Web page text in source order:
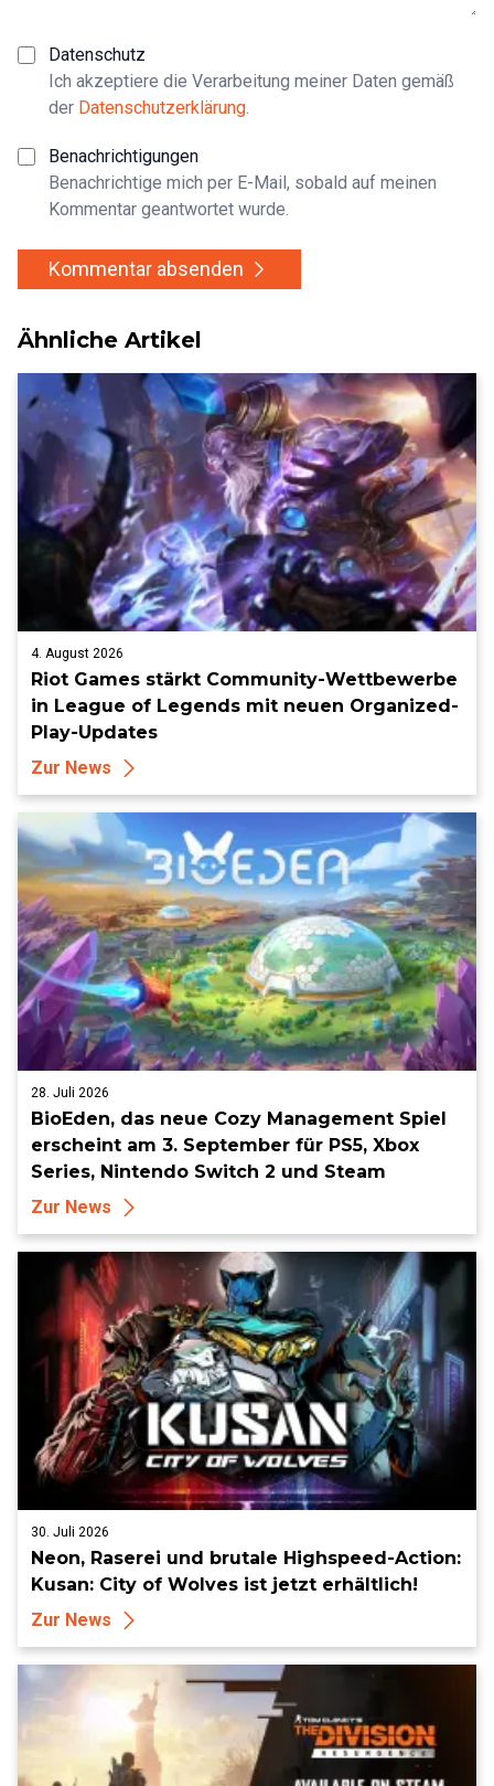
Datenschutz
Ich akzeptiere die Verarbeitung meiner Daten gemäß
der Datenschutzerklärung.
Benachrichtigungen
Benachrichtige mich per E-Mail, sobald auf meinen
Kommentar geantwortet wurde.
Kommentar absenden
Ähnliche Artikel
4. August 2026
Riot Games stärkt Community-Wettbewerbe
in League of Legends mit neuen Organized-
Play-Updates
Zur News
28. Juli 2026
BioEden, das neue Cozy Management Spiel
erscheint am 3. September für PS5, Xbox
Series, Nintendo Switch 2 und Steam
Zur News
30. Juli 2026
Neon, Raserei und brutale Highspeed-Action:
Kusan: City of Wolves ist jetzt erhältlich!
Zur News